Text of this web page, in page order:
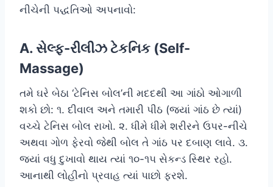
નીચેની પદ્ધતિઓ અપનાવો:
A. સેલ્ફ-રીલીઝ ટેકનિક (Self-
Massage)
તમે ઘરે બેઠા ‘ટેનિસ બોલ’ની મદદથી આ ગાંઠો ઓગાળી
શકો છો: ૧. દીવાલ અને તમારી પીઠ (જ્યાં ગાંઠ છે ત્યાં)
વચ્ચે ટેનિસ બોલ રાખો. ૨. ધીમે ધીમે શરીરને ઉપર-નીચે
અથવા ગોળ ફેરવો જેથી બોલ તે ગાંઠ પર દબાણ લાવે. ૩.
જ્યાં વધુ દુખાવો થાય ત્યાં ૧૦-૧૫ સેકન્ડ સ્થિર રહો.
આનાથી લોહીનો પ્રવાહ ત્યાં પાછો ફરશે.